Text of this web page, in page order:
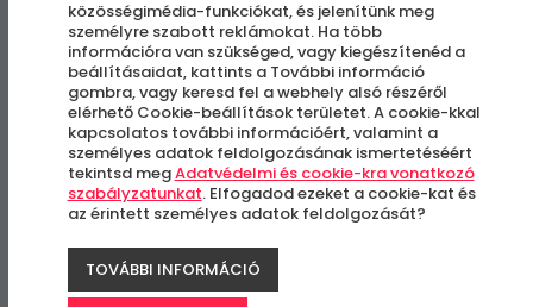
Baker Streetről
Budapest, VIII. kerület
közösségimédia-funkciókat, és jelenítünk meg
személyre szabott reklámokat. Ha több
információra van szükséged, vagy kiegészítenéd a
beállításaidat, kattints a További információ
gombra, vagy keresd fel a webhely alsó részéről
elérhető Cookie-beállítások területet. A cookie-kkal
kapcsolatos további információért, valamint a
személyes adatok feldolgozásának ismertetéséért
tekintsd megAdatvédelmi és cookie-kra vonatkozó
szabályzatunkat. Elfogadod ezeket a cookie-kat és
az érintett személyes adatok feldolgozását?
TOVÁBBI INFORMÁCIÓ